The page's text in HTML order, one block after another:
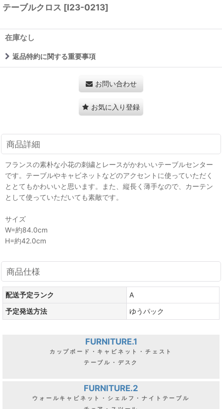
テーブルクロス [I23-0213]
在庫なし
返品特約に関する重要事項
お問い合わせ
お気に入り登録
商品詳細
フランスの素朴な小花の刺繍とレースがかわいいテーブルセンター
です。テーブルやキャビネットなどのアクセントに使っていただく
ととてもかわいいと思います。また、縦長く薄手なので、カーテン
として使っていただいても素敵です。
サイズ
W=約84.0cm
H=約42.0cm
商品仕様
配送予定ランク
A
予定発送方法
ゆうパック
FURNITURE.1
カップボード・キャビネット・チェスト
テーブル・デスク
FURNITURE.2
ウォールキャビネット・シェルフ・ナイトテーブル